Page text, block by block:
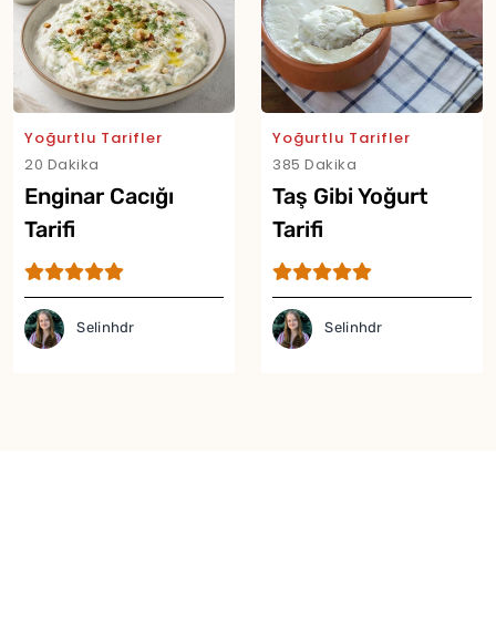
Yoğurtlu Tarifler
20 Dakika
Enginar Cacığı
Tarifi
Selinhdr
Yoğurtlu Tarifler
385 Dakika
Taş Gibi Yoğurt
Tarifi
Selinhdr